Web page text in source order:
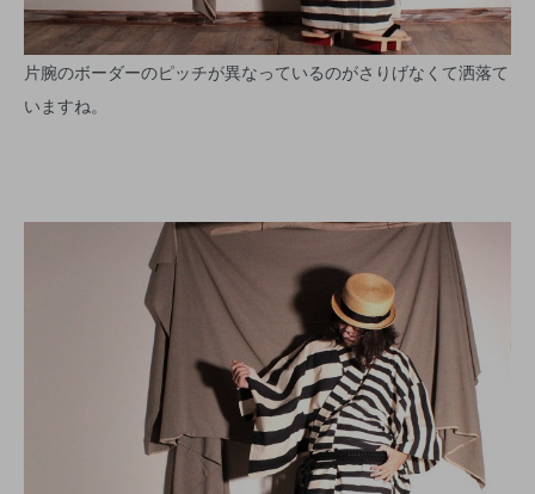
片腕のボーダーのピッチが異なっているのがさりげなくて洒落て
いますね。